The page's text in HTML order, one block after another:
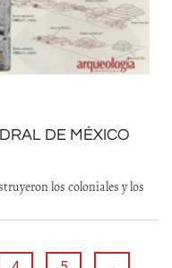
DE MÉXICO
los coloniales y los